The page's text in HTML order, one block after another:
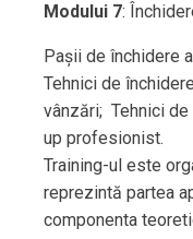
Modului 7:
Pașii de închidere
Tehnici de
vânzări; Tehnici
up profesionist.
Training-ul este
reprezintă partea
componenta